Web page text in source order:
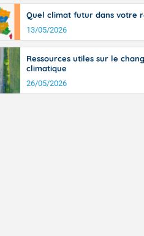
Quel climat futur dans votre
13/05/2026
Ressources utiles sur le
climatique
26/05/2026